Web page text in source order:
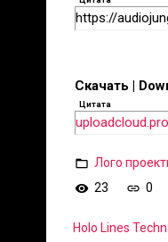
https://
Скачать |
Цитата
Лого
23
0
Holo Lines